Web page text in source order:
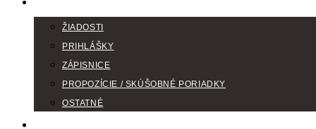
ŽIADOSTI
PRIHLÁŠKY
ZÁPISNICE
PROPOZÍCIE / SKÚŠOBNÉ PORIADKY
OSTATNÉ